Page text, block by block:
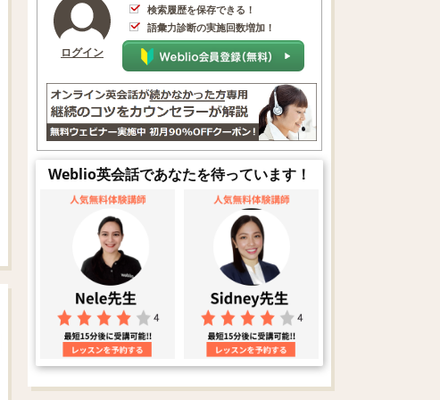
ログイン
検索履歴を保存できる！
語彙力診断の実施回数増加！
Weblio英会話であなたを待っています！